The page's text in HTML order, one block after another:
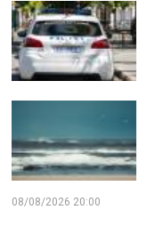
08/08/2026 20:00